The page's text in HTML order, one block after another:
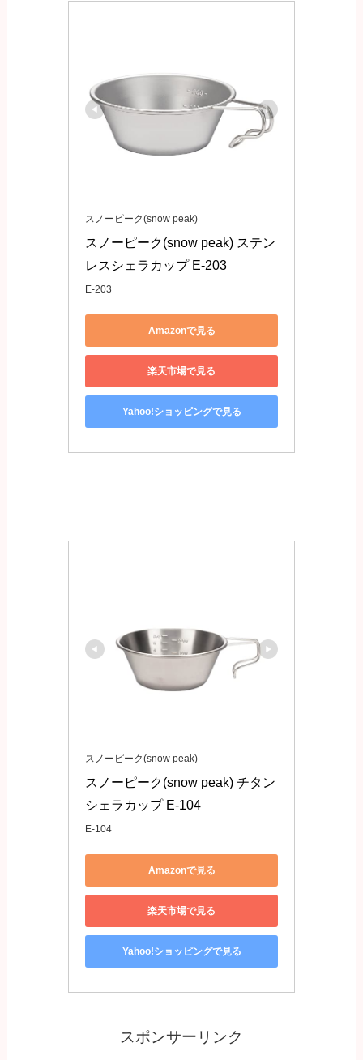
スノーピーク(snow peak)
スノーピーク(snow peak) ステン
レスシェラカップ E-203
E-203
Amazonで見る
楽天市場で見る
Yahoo!ショッピングで見る
スノーピーク(snow peak)
スノーピーク(snow peak) チタン
シェラカップ E-104
E-104
Amazonで見る
楽天市場で見る
Yahoo!ショッピングで見る
スポンサーリンク